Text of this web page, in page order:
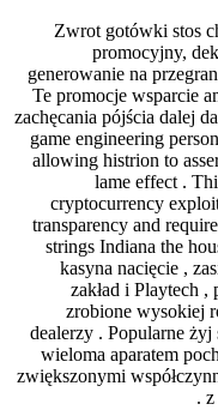
Zwrot gotówki stos
promocyjny,
generowanie na
Te promocje wsparcie
zachęcania pójścia dalej
game engineering
allowing histrion to
lame effect .
cryptocurrency
transparency and
strings Indiana the
kasyna nacięcie ,
zakład i Playtech ,
zrobione wysokiej
dealerzy . Popularne żyj
wieloma aparatem
zwiększonymi
z